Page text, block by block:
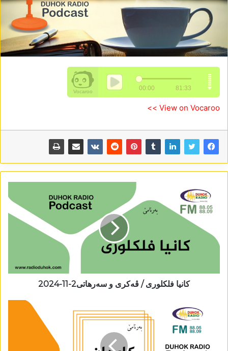
View on Vocaroo >>
کانیا فلکلوری / ڤەکری و سەرھاتی2-11-2024